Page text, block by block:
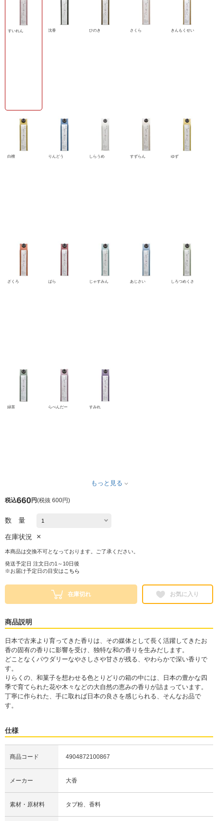
すいれん 沈香 ひのき さくら きんもくせい
白檀 りんどう しらうめ すずらん ゆず
ざくろ ばら じゃすみん あじさい しろつめくさ
緑茶 らべんだー すみれ
もっと見る
税込660円(税抜 600円)
数 量
在庫状況 ×
本商品は交換不可となっております。ご了承ください。
発送予定日 注文日の1～10日後
※お届け予定日の目安は こちら
在庫切れ お気に入り
商品説明
日本で古来より育ってきた香りは、その媒体として長く活躍してきたお
香の固有の香りに影響を受け、独特な和の香りを生みだします。
どことなくパウダリーなやさしさや甘さが残る、やわらかで深い香りで
す。
りらくの、和菓子を想わせる色とりどりの箱の中には、日本の豊かな四
季で育てられた花や木々などの大自然の恵みの香りが詰まっています。
丁寧に作られた、手に取れば日本の良さを感じられる、そんなお品で
す。
仕様
商品コード 4904872100867
メーカー 大香
素材・原材料 タブ粉、香料